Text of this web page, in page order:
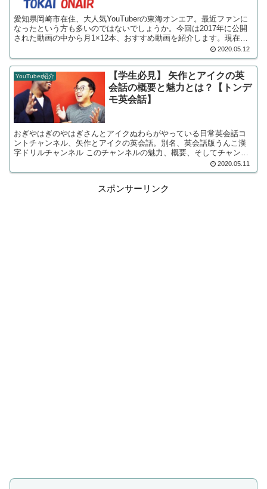
愛知県岡崎市在住、大人気YouTuberの東海オンエア。最近ファンに
なったという方も多いのではないでしょうか。今回は2017年に公開
された動画の中から月1×12本、おすすめ動画を紹介します。現在の
2020.05.12
YouTuber紹介
【学生必見】 矢作とアイクの英
会話の概要と魅力とは？【トンデ
モ英会話】
おぎやはぎのやはぎさんとアイクぬわらがやっている日常英会話コ
ントチャンネル、矢作とアイクの英会話。別名、英会話版うんこ漢
字ドリルチャンネル このチャンネルの魅力、概要、そしてチャンネ
ルがいまいち伸びない理由まで…たっぷり紹介します。英語を学ん
でいる方は必見です！！
2020.05.11
スポンサーリンク